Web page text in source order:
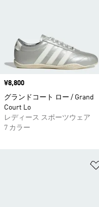
価格
¥8,800
グランドコート ロー / Grand
Court Lo
レディース スポーツウェア
7 カラー